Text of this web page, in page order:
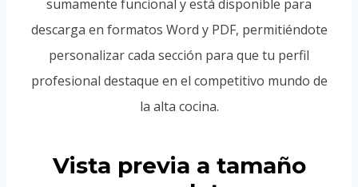
sumamente funcional y está disponible para
descarga en formatos Word y PDF, permitiéndote
personalizar cada sección para que tu perfil
profesional destaque en el competitivo mundo de
la alta cocina.
Vista previa a tamaño